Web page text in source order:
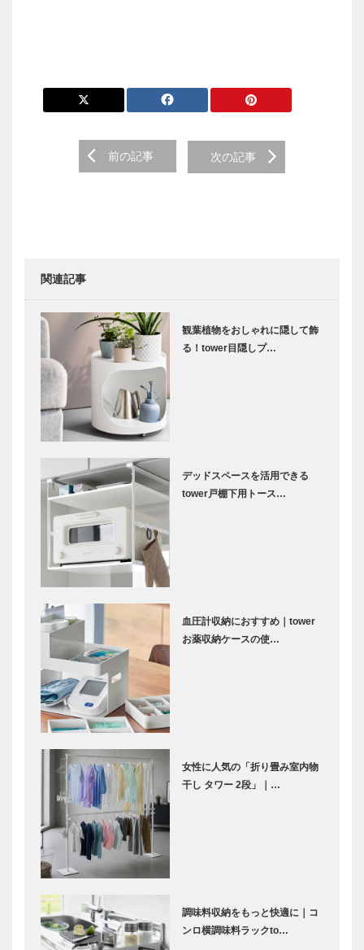
前の記事 次の記事
関連記事
観葉植物をおしゃれに隠して飾
る！tower目隠しプ…
デッドスペースを活用できる
tower戸棚下用トース…
血圧計収納におすすめ｜tower
お薬収納ケースの使…
女性に人気の「折り畳み室内物
干し タワー 2段」｜…
調味料収納をもっと快適に｜コ
ンロ横調味料ラックto…